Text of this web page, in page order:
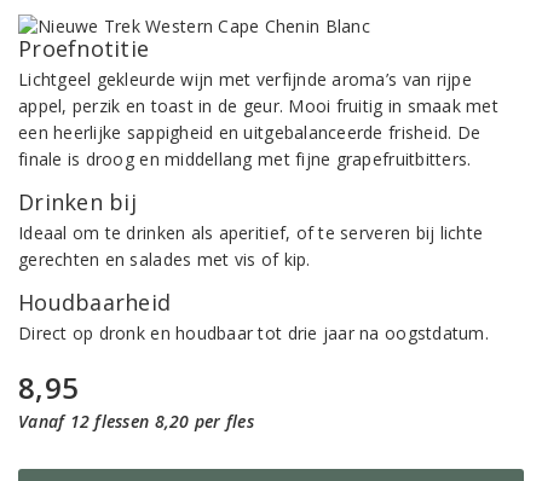
Proefnotitie
Lichtgeel gekleurde wijn met verfijnde aroma’s van rijpe
appel, perzik en toast in de geur. Mooi fruitig in smaak met
een heerlijke sappigheid en uitgebalanceerde frisheid. De
finale is droog en middellang met fijne grapefruitbitters.
Drinken bij
Ideaal om te drinken als aperitief, of te serveren bij lichte
gerechten en salades met vis of kip.
Houdbaarheid
Direct op dronk en houdbaar tot drie jaar na oogstdatum.
8,95
Vanaf 12 flessen 8,20 per fles